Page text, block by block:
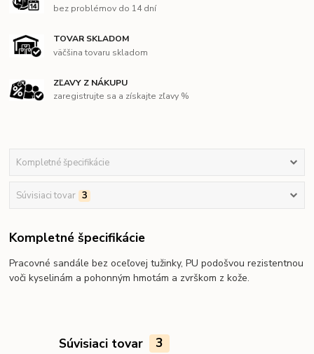
bez problémov do 14 dní
TOVAR SKLADOM
väčšina tovaru skladom
ZĽAVY Z NÁKUPU
zaregistrujte sa a získajte zľavy %
Kompletné špecifikácie
Súvisiaci tovar 3
Kompletné špecifikácie
Pracovné sandále bez oceľovej tužinky, PU podošvou rezistentnou
voči kyselinám a pohonným hmotám a zvrškom z kože.
Súvisiaci tovar 3